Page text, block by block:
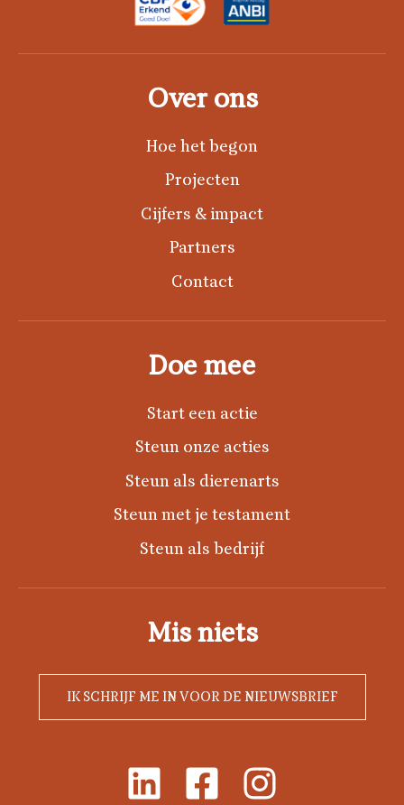
Over ons
Hoe het begon
Projecten
Cijfers & impact
Partners
Contact
Doe mee
Start een actie
Steun onze acties
Steun als dierenarts
Steun met je testament
Steun als bedrijf
Mis niets
IK SCHRIJF ME IN VOOR DE NIEUWSBRIEF